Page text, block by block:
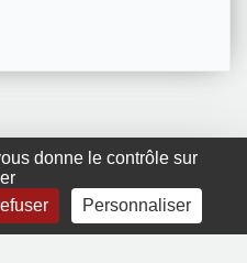
donne le contrôle sur
Personnaliser
GRDR Copyright
Mentions légales|Contact